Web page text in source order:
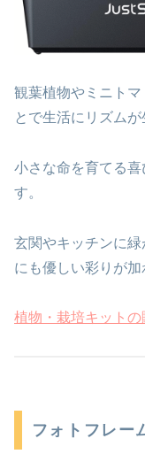
観葉植物やミニト
とで生活にリズムが
小さな命を育てる
す。
玄関やキッチンに
にも優しい彩りが加
植物・栽培キット
フォトフレー